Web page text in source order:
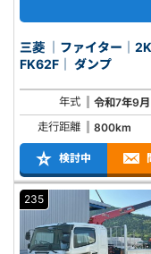
三菱 ｜ファイター｜
FK62F｜ ダンプ
年式
令和7年9月
走行距離
800km
検討中
235